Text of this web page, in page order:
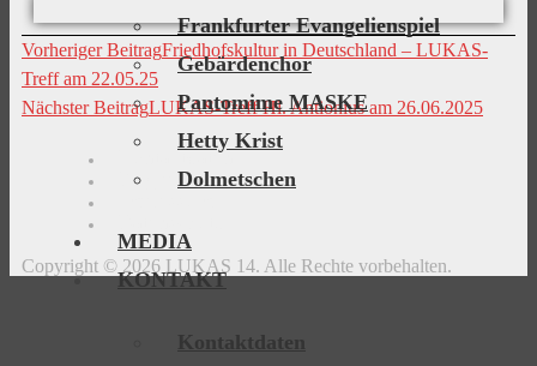
Frankfurter Evangelienspiel
Gebärdenchor
Pantomime MASKE
Hetty Krist
Dolmetschen
MEDIA
KONTAKT
Kontaktdaten
Vorheriger BeitragFriedhofskultur in Deutschland – LUKAS-
Treff am 22.05.25
Nächster BeitragLUKAS-Treff Hl. Antionius am 26.06.2025
Kontaktdaten
Wegbeschreibung
Copyright © 2026 LUKAS 14. Alle Rechte vorbehalten.